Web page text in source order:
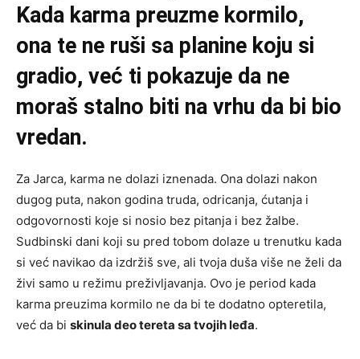
Kada karma preuzme kormilo,
ona te ne ruši sa planine koju si
gradio, već ti pokazuje da ne
moraš stalno biti na vrhu da bi bio
vredan.
Za Jarca, karma ne dolazi iznenada. Ona dolazi nakon
dugog puta, nakon godina truda, odricanja, ćutanja i
odgovornosti koje si nosio bez pitanja i bez žalbe.
Sudbinski dani koji su pred tobom dolaze u trenutku kada
si već navikao da izdržiš sve, ali tvoja duša više ne želi da
živi samo u režimu preživljavanja. Ovo je period kada
karma preuzima kormilo ne da bi te dodatno opteretila,
već da bi skinula deo tereta sa tvojih leđa.